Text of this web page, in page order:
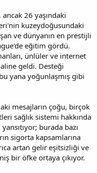
ancak 26 yaşındaki
kuzeydoğusundaki
ve dünyanın en prestijli
eğitim gördü.
ünlüler ve internet
geldi. Desteği
yana yoğunlaşmış gibi
mesajların çoğu, birçok
sağlık sistemi hakkında
yansıtıyor; burada bazı
sigorta kapsamlarına
artan gelir eşitsizliği ve
bir öfke ortaya çıkıyor.